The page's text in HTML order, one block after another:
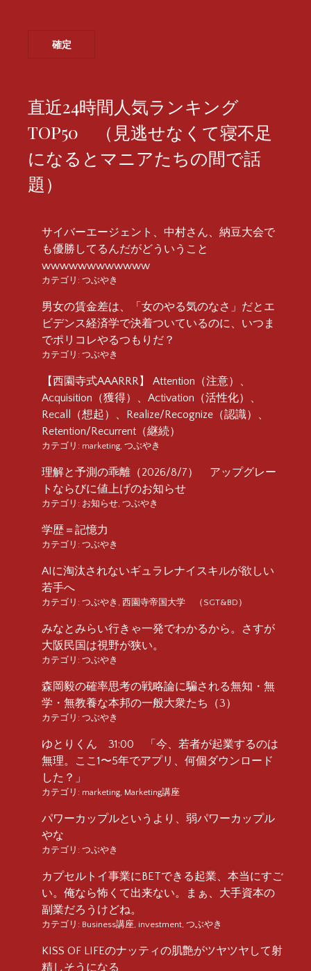
直近24時間人気ランキング
TOP50 （見逃せなくて寝不足
になるとマニアたちの間で話
題）
サイバーエージェント、中村さん、納豆大会で
も優勝してるんだがどういうこと
wwwwwwwwwwww
カテゴリ: つぶやき
男女の賃金差は、「女のやる気のなさ」だとエ
ビデンス経済学で決着ついているのに、いつま
でポリコレやるつもりだ？
カテゴリ: つぶやき
【西園寺式AAARRR】 Attention（注意）、
Acquisition（獲得）、Activation（活性化）、
Recall（想起）、Realize/Recognize（認識）、
Retention/Recurrent（継続）
カテゴリ: marketing, つぶやき
理解と予測の乖離（2026/8/7） アップグレー
トならびに値上げのお知らせ
カテゴリ: お知らせ, つぶやき
学歴＝記憶力
カテゴリ: つぶやき
AIに淘汰されないギュラレナイスキルが欲しい
若手へ
カテゴリ: つぶやき , 西園寺帝国大学 （SGT&BD）
みなとみらい行きゃ一発でわかるから。さすが
大阪民国は視野が狭い。
カテゴリ: つぶやき
森岡毅の確率思考の戦略論に騙される無知・無
学・無教養な本邦の一般大衆たち（3）
カテゴリ: つぶやき
ゆとりくん 31:00 「今、若者が起業するのは
無理。ここ1〜5年でアプリ、何個ダウンロード
した？」
カテゴリ: marketing, Marketing講座
パワーカップルというより、弱パワーカップル
やな
カテゴリ: つぶやき
カプセルトイ事業にBETできる起業、本当にすご
い。俺なら怖くて出来ない。まぁ、大手資本の
副業だろうけどね。
カテゴリ: Business講座, investment, つぶやき
KISS OF LIFEのナッティの肌艶がツヤツヤして射
精しそうになる